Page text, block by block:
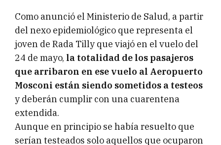
Como anunció el Ministerio de Salud, a partir
del nexo epidemiológico que representa el
joven de Rada Tilly que viajó en el vuelo del
24 de mayo, la totalidad de los pasajeros
que arribaron en ese vuelo al Aeropuerto
Mosconi están siendo sometidos a testeos
y deberán cumplir con una cuarentena
extendida.
Aunque en principio se había resuelto que
serían testeados solo aquellos que ocuparon